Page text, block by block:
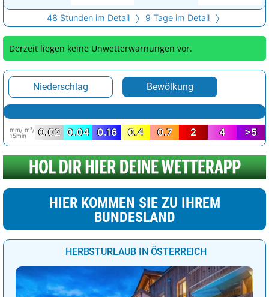
48 Stunden im Detail 9 Tage im Detail
Derzeit liegen keine Unwetterwarnungen vor.
Niederschlag Bewölkung
mm/ m²/
15min
0.02 0.04 0.16 0.4 0.7 2 4 >5
HIER KOMMEN SIE ZU IHREM
BUNDESLAND
HERBSTURLAUB IN ÖSTERREICH